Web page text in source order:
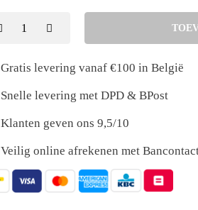
Gratis levering vanaf €100 in België
Snelle levering met DPD & BPost
Klanten geven ons 9,5/10
Veilig online afrekenen met